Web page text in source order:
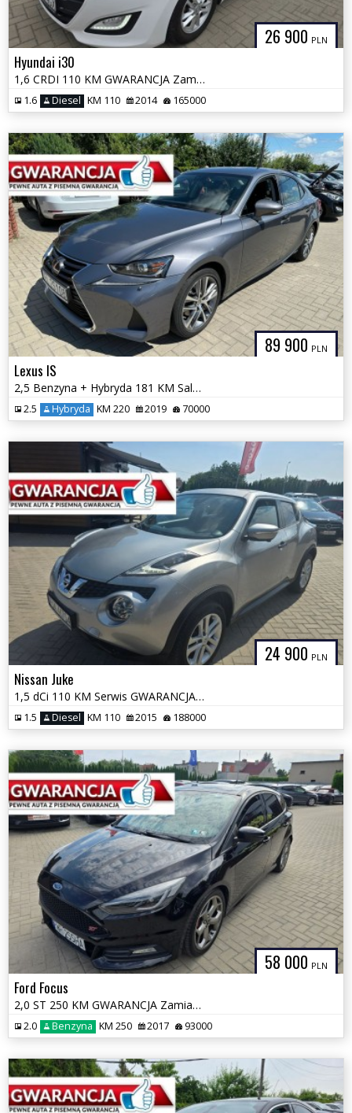
26 900 PLN
Hyundai i30
1,6 CRDI 110 KM GWARANCJA Zamiana Zarejestrowany
1.6 Diesel KM 110 2014 165000
89 900 PLN
Lexus IS
2,5 Benzyna + Hybryda 181 KM Salon PL Automat GWARANCJA Zamiana
2.5 Hybryda KM 220 2019 70000
24 900 PLN
Nissan Juke
1,5 dCi 110 KM Serwis GWARANCJA Zamiana Zarejestrowany
1.5 Diesel KM 110 2015 188000
58 000 PLN
Ford Focus
2,0 ST 250 KM GWARANCJA Zamiana Zarejestrowany
2.0 Benzyna KM 250 2017 93000